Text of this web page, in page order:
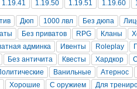
1.19.41 1.19.50 1.19.51 1.19.60
Дюп 1000 лвл Без дюпа
Без приватов RPG Кланы
админка Ивенты Roleplay
Без античита Квесты Хардкор
Ванильные Атернос
Хорошие С оружием Для